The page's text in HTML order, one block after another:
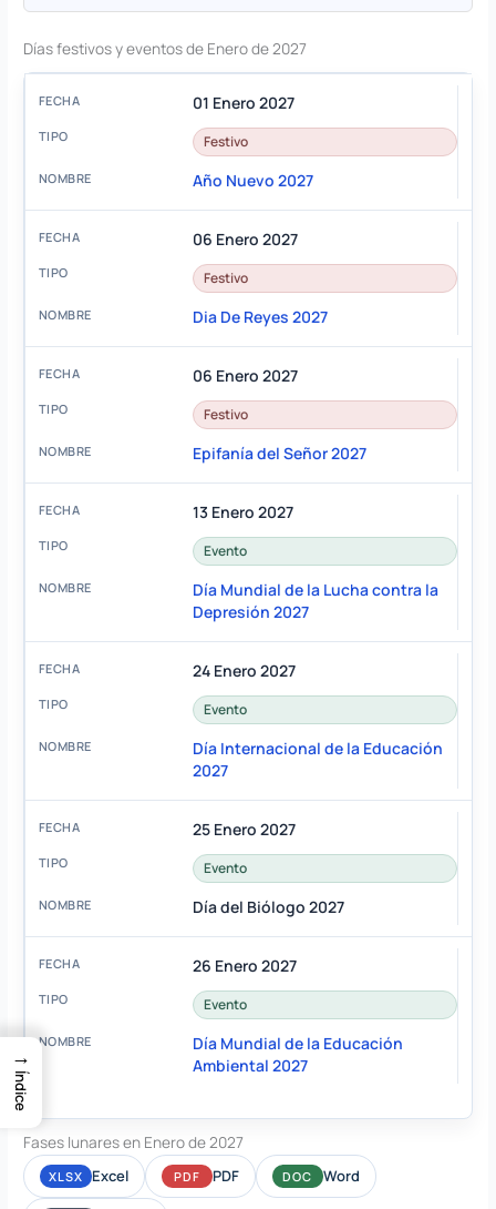
Días festivos y eventos de Enero de 2027
01 Enero 2027
Festivo
Año Nuevo 2027
06 Enero 2027
Festivo
Dia De Reyes 2027
06 Enero 2027
Festivo
Epifanía del Señor 2027
13 Enero 2027
Evento
Día Mundial de la Lucha contra la
Depresión 2027
24 Enero 2027
Evento
Día Internacional de la Educación
2027
25 Enero 2027
Evento
Día del Biólogo 2027
26 Enero 2027
Evento
Día Mundial de la Educación
Ambiental 2027
Fases lunares en Enero de 2027
XLSX Excel PDF PDF DOC Word
→
Índice